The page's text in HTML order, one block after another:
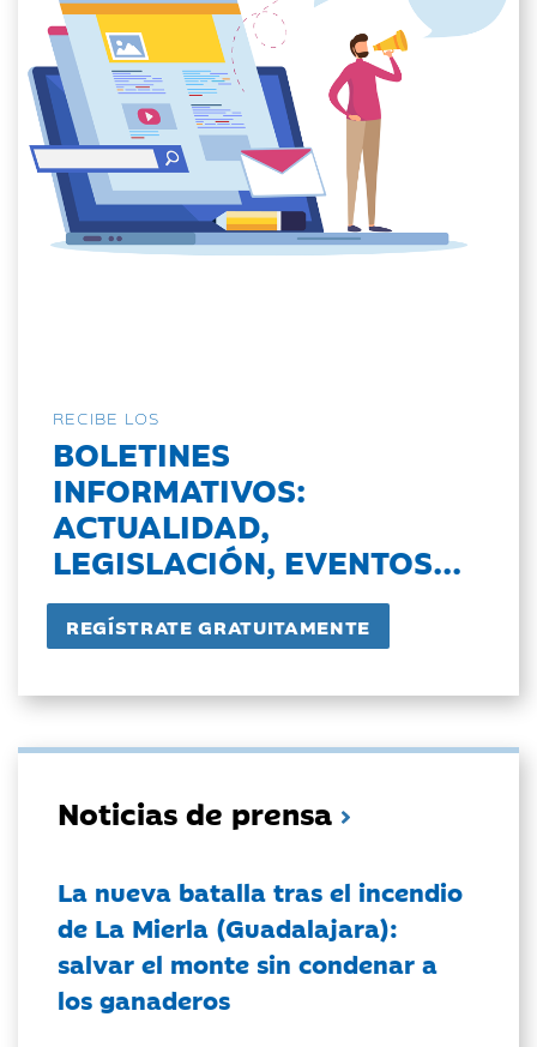
RECIBE LOS
BOLETINES
INFORMATIVOS:
ACTUALIDAD,
LEGISLACIÓN, EVENTOS...
Noticias de prensa
La nueva batalla tras el incendio
de La Mierla (Guadalajara):
salvar el monte sin condenar a
los ganaderos